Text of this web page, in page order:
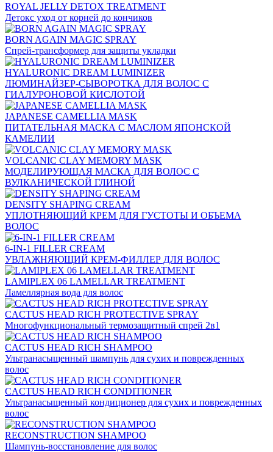
ROYAL JELLY DETOX TREATMENT
Детокс уход от корней до кончиков
BORN AGAIN MAGIC SPRAY
Спрей-трансформер для защиты укладки
HYALURONIC DREAM LUMINIZER
ЛЮМИНАЙЗЕР-СЫВОРОТКА ДЛЯ ВОЛОС С
ГИАЛУРОНОВОЙ КИСЛОТОЙ
JAPANESE CAMELLIA MASK
ПИТАТЕЛЬНАЯ МАСКА С МАСЛОМ ЯПОНСКОЙ
КАМЕЛИИ
VOLCANIC CLAY MEMORY MASK
МОДЕЛИРУЮЩАЯ МАСКА ДЛЯ ВОЛОС С
ВУЛКАНИЧЕСКОЙ ГЛИНОЙ
DENSITY SHAPING CREAM
УПЛОТНЯЮЩИЙ КРЕМ ДЛЯ ГУСТОТЫ И ОБЪЕМА
ВОЛОС
6-IN-1 FILLER CREAM
УВЛАЖНЯЮЩИЙ КРЕМ-ФИЛЛЕР ДЛЯ ВОЛОС
LAMIPLEX 06 LAMELLAR TREATMENT
Ламеллярная вода для волос
CACTUS HEAD RICH PROTECTIVE SPRAY
Многофункциональный термозащитный спрей 2в1
CACTUS HEAD RICH SHAMPOO
Ультранасыщенный шампунь для сухих и поврежденных
волос
CACTUS HEAD RICH CONDITIONER
Ультранасыщенный кондиционер для сухих и поврежденных
волос
RECONSTRUCTION SHAMPOO
Шампунь-восстановление для волос